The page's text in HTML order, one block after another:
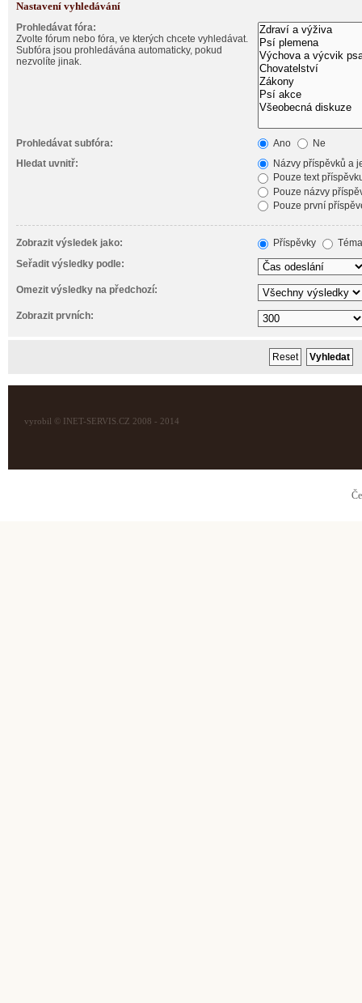
Nastavení vyhledávání
Prohledávat fóra:
Zvolte fórum nebo fóra, ve kterých chcete vyhledávat.
Subfóra jsou prohledávána automaticky, pokud
nezvolíte jinak.
Prohledávat subfóra: Ano
Ne
Hledat uvnitř:
Názvy příspěvků a
Pouze text
Pouze názvy
Pouze první
Zobrazit výsledek jako: Příspěvky
Seřadit výsledky podle:
Omezit výsledky na předchozí:
Zobrazit prvních:
vyrobil © INET-SERVIS.CZ 2008 - 2014